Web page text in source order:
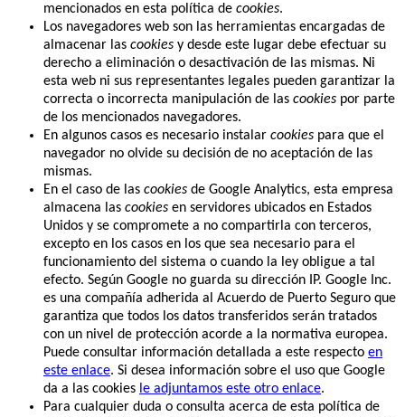
mencionados en esta política de cookies.
Los navegadores web son las herramientas encargadas de
almacenar las cookies y desde este lugar debe efectuar su
derecho a eliminación o desactivación de las mismas. Ni
esta web ni sus representantes legales pueden garantizar la
correcta o incorrecta manipulación de las cookies por parte
de los mencionados navegadores.
En algunos casos es necesario instalar cookies para que el
navegador no olvide su decisión de no aceptación de las
mismas.
En el caso de las cookies de Google Analytics, esta empresa
almacena las cookies en servidores ubicados en Estados
Unidos y se compromete a no compartirla con terceros,
excepto en los casos en los que sea necesario para el
funcionamiento del sistema o cuando la ley obligue a tal
efecto. Según Google no guarda su dirección IP. Google Inc.
es una compañía adherida al Acuerdo de Puerto Seguro que
garantiza que todos los datos transferidos serán tratados
con un nivel de protección acorde a la normativa europea.
Puede consultar información detallada a este respecto en
este enlace. Si desea información sobre el uso que Google
da a las cookies le adjuntamos este otro enlace.
Para cualquier duda o consulta acerca de esta política de